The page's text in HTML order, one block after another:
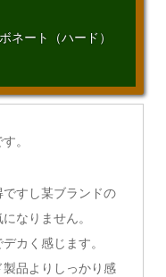
ネート（ハード）
。
すし某ブランドの
なりません。
カく感じます。
品よりしっかり感